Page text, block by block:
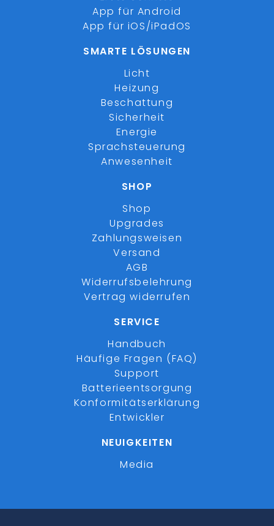
App für Android
App für iOS/iPadOS
SMARTE LÖSUNGEN
Licht
Heizung
Beschattung
Sicherheit
Energie
Sprachsteuerung
Anwesenheit
SHOP
Shop
Upgrades
Zahlungsweisen
Versand
AGB
Widerrufsbelehrung
Vertrag widerrufen
SERVICE
Handbuch
Häufige Fragen (FAQ)
Support
Batterieentsorgung
Konformitätserklärung
Entwickler
NEUIGKEITEN
Media